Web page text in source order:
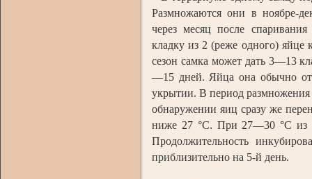
Размножаются они в ноябре-
через месяц после
кладку из 2 (реже одного) яйце
сезон самка может дать 3—13
—15 дней. Яйца она обычно
укрытии. В период
обнаружении яиц сразу же
ниже 27 °С. При 27—30 °С из
Продолжительность
приблизительно на 5-й день.